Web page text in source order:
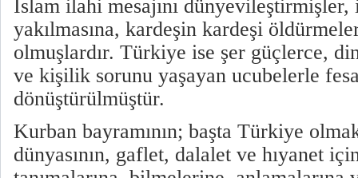
İslam ilahi mesajını
yakılmasına, kardeşin kardeşi
olmuşlardır. Türkiye ise şer güçlerce,
ve kişilik sorunu yaşayan ucubelerle
dönüştürülmüştür.
Kurban bayramının; başta Türkiye
dünyasının, gaflet, dalalet ve hıyanet